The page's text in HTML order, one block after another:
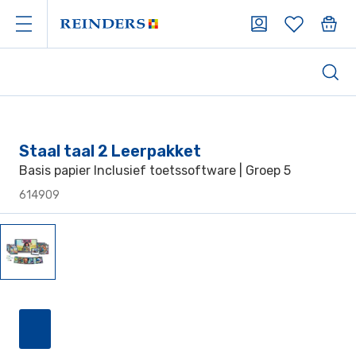
Staal taal 2 Leerpakket
Basis papier Inclusief toetssoftware | Groep 5
614909